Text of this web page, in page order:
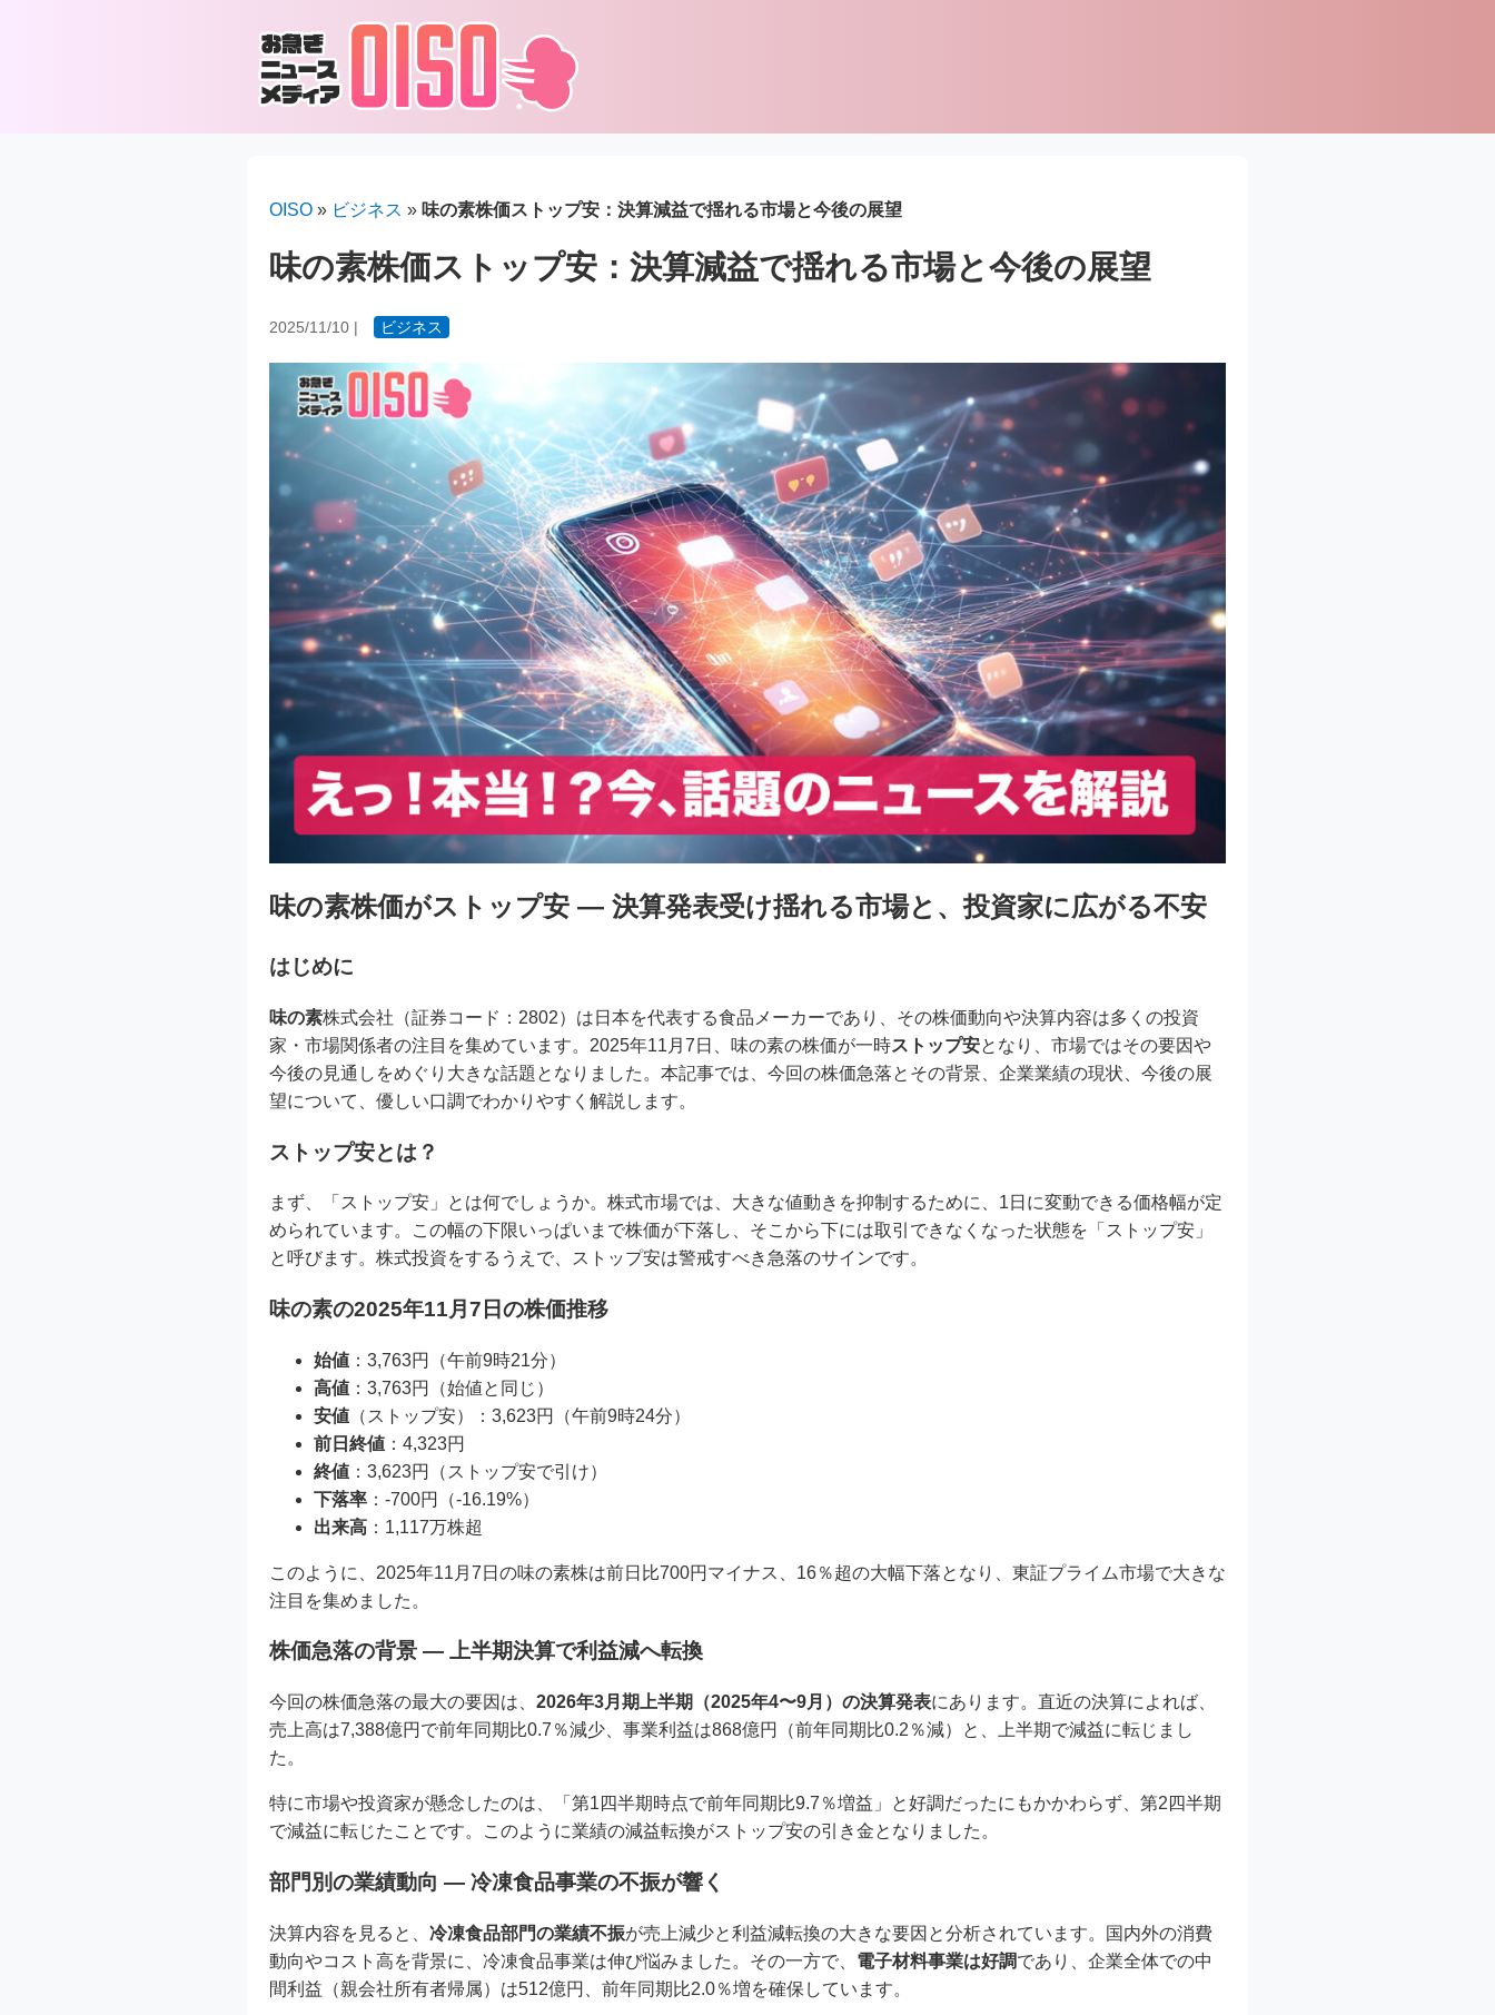
OISO » ビジネス » 味の素株価ストップ安：決算減益で揺れる市場と今後の展望
味の素株価ストップ安：決算減益で揺れる市場と今後の展望
2025/11/10 | ビジネス
味の素株価がストップ安 ― 決算発表受け揺れる市場と、投資家に広がる不安
はじめに
味の素株式会社（証券コード：2802）は日本を代表する食品メーカーであり、その株価動向や決算内容は多くの投資
家・市場関係者の注目を集めています。2025年11月7日、味の素の株価が一時ストップ安となり、市場ではその要因や
今後の見通しをめぐり大きな話題となりました。本記事では、今回の株価急落とその背景、企業業績の現状、今後の展
望について、優しい口調でわかりやすく解説します。
ストップ安とは？
まず、「ストップ安」とは何でしょうか。株式市場では、大きな値動きを抑制するために、1日に変動できる価格幅が定
められています。この幅の下限いっぱいまで株価が下落し、そこから下には取引できなくなった状態を「ストップ安」
と呼びます。株式投資をするうえで、ストップ安は警戒すべき急落のサインです。
味の素の2025年11月7日の株価推移
始値 ：3,763円（午前9時21分）
高値 ：3,763円（始値と同じ）
安値 （ストップ安）：3,623円（午前9時24分）
前日終値 ：4,323円
終値 ：3,623円（ストップ安で引け）
下落率 ：-700円（-16.19%）
出来高 ：1,117万株超
このように、2025年11月7日の味の素株は前日比700円マイナス、16％超の大幅下落となり、東証プライム市場で大きな
注目を集めました。
株価急落の背景 ― 上半期決算で利益減へ転換
今回の株価急落の最大の要因は、 2026年3月期上半期（2025年4〜9月）の決算発表にあります。直近の決算によれば、
売上高は7,388億円で前年同期比0.7％減少、事業利益は868億円（前年同期比0.2％減）と、上半期で減益に転じまし
た。
特に市場や投資家が懸念したのは、「第1四半期時点で前年同期比9.7％増益」と好調だったにもかかわらず、第2四半期
で減益に転じたことです。このように業績の減益転換がストップ安の引き金となりました。
部門別の業績動向 ― 冷凍食品事業の不振が響く
決算内容を見ると、 冷凍食品部門の業績不振が売上減少と利益減転換の大きな要因と分析されています。国内外の消費
動向やコスト高を背景に、冷凍食品事業は伸び悩みました。その一方で、 電子材料事業は好調であり、企業全体での中
間利益（親会社所有者帰属）は512億円、前年同期比2.0％増を確保しています。